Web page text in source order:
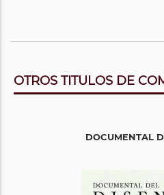
OTROS TITULOS DE
DOCUMENTAL